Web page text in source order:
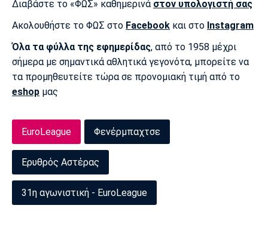
Διαβάστε το «ΦΩΣ» καθημερινά στον υπολογιστή σας
Ακολουθήστε το ΦΩΣ στο Facebook και στο Instagram
Όλα τα φύλλα της εφημερίδας, από το 1958 μέχρι
σήμερα με σημαντικά αθλητικά γεγονότα, μπορείτε να
τα προμηθευτείτε τώρα σε προνομιακή τιμή από το
eshop μας
EuroLeague Φενέρμπαχτσε
Ερυθρός Αστέρας
31η αγωνιστική - EuroLeague